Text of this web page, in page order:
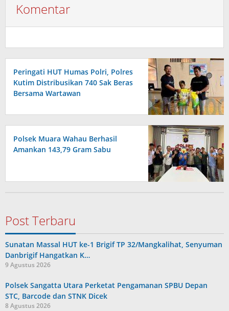
Komentar
Peringati HUT Humas Polri, Polres
Kutim Distribusikan 740 Sak Beras
Bersama Wartawan
Polsek Muara Wahau Berhasil
Amankan 143,79 Gram Sabu
Post Terbaru
Sunatan Massal HUT ke-1 Brigif TP 32/Mangkalihat, Senyuman
Danbrigif Hangatkan K…
9 Agustus 2026
Polsek Sangatta Utara Perketat Pengamanan SPBU Depan
STC, Barcode dan STNK Dicek
8 Agustus 2026